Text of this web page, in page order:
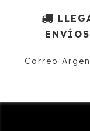
Correo